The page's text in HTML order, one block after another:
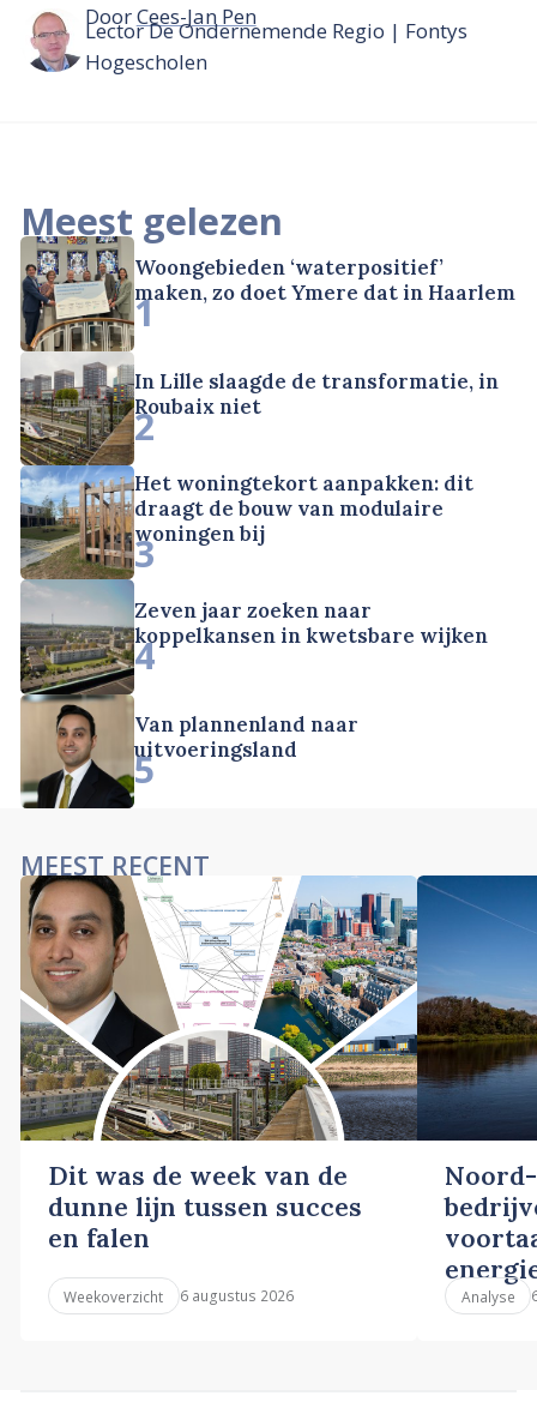
DoorCees-Jan Pen
Lector De Ondernemende Regio | Fontys
Hogescholen
Meest gelezen
Woongebieden ‘waterpositief’
maken, zo doet Ymere dat in Haarlem
1
In Lille slaagde de transformatie, in
Roubaix niet
2
Het woningtekort aanpakken: dit
draagt de bouw van modulaire
woningen bij
3
Zeven jaar zoeken naar
koppelkansen in kwetsbare wijken
4
Van plannenland naar
uitvoeringsland
5
MEEST RECENT
Dit was de week van de
dunne lijn tussen succes
en falen
Weekoverzicht 6 augustus 2026 Analyse